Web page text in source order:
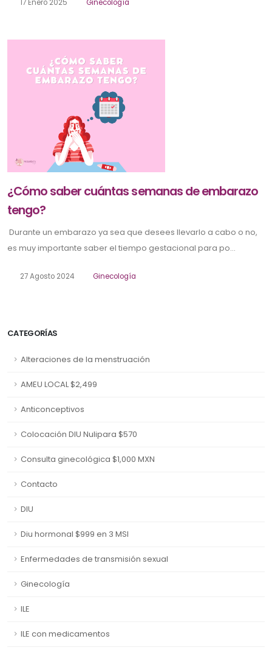
CATEGORÍAS
Alteraciones de la menstruación
AMEU LOCAL $2,499
Anticonceptivos
Colocación DIU Nulipara $570
Consulta ginecológica $1,000 MXN
Contacto
DIU
Diu hormonal $999 en 3 MSI
Enfermedades de transmisión sexual
Ginecología
ILE
ILE con medicamentos
17 Enero 2025 Ginecología
¿Cómo saber cuántas semanas de embarazo
tengo?
Durante un embarazo ya sea que desees llevarlo a cabo o no,
es muy importante saber el tiempo gestacional para po...
27 Agosto 2024 Ginecología